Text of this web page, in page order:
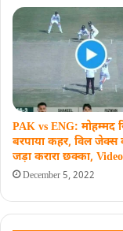
PAK vs ENG: मोहम्मद
बरपाया कहर, विल जेक्स
जड़ा करारा छक्का, Video
December 5, 2022